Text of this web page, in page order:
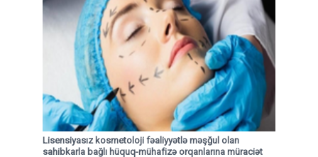
Lisensiyasız kosmetoloji fəaliyyətlə məşğul olan
sahibkarla bağlı hüquq-mühafizə orqanlarına müraciət